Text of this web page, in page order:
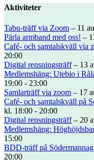
Aktiviteter
Tabu-träff via Zoom – 11
Pärla armband med oss! –
Café- och samtalskväll via
20:00
Digital rensningsträff– 13
Medlemshäng: Utebio i
19:00 - 23:00
Samlarträff via zoom – 17
Café- och samtalskväll på
kl. 18:00 - 20:00
Digital rensningsträff– 20
Medlemshäng:
15:00
BDD-träff på
20:00